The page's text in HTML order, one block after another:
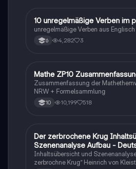
1 Englisch
10 unregelmäßige Verben im
unregelmäßige Verben aus
6 4,282 3
Mathe
Mathe ZP10
Zusammenfassung der
NRW + Formelsammlung
10 10,199 518
Deutsch
Der zerbrochene Krug
Szenenanalyse Aufbau -
Q1/Q2/Abitur
Inhaltsübersicht und
zerbrochne Krug” Heinrich von Kleist